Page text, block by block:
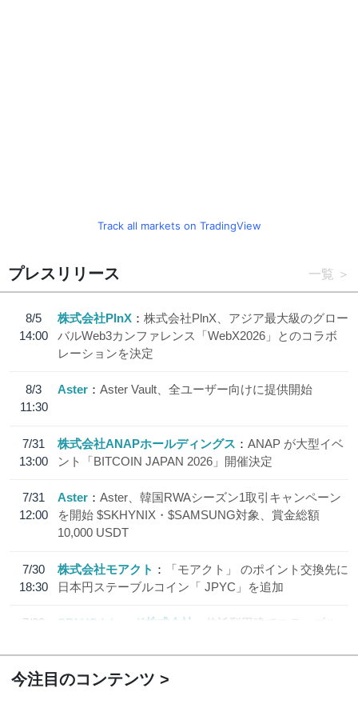
Track all markets on TradingView
プレスリリース 一覧
8/5
14:00
株式会社PlnX
株式会社PlnX、アジア最大級のグロー
バルWeb3カンファレンス「WebX2026」とのコラボ
レーションを決定
8/3
11:30
Aster Aster Vault、全ユーザー向けに提供開始
7/31
13:00
株式会社ANAPホールディングス
ANAP が大型イベ
ント「BITCOIN JAPAN 2026」開催決定
7/31
12:00
Aster
Aster、韓国RWAシーズン1取引キャンペーン
を開始 $SKHYNIX・$SAMSUNG対象、賞金総額
10,000 USDT
7/30
18:30
株式会社モアクト
「モアクト」 のポイント交換先に
日本円ステーブルコイン「 JPYC」を追加
7/29
SBI VCトレード株式会社
信託型円建てステーブル
今注目のコンテンツ